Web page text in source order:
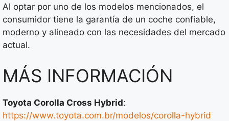
Al optar por uno de los modelos mencionados, el
consumidor tiene la garantía de un coche confiable,
moderno y alineado con las necesidades del mercado
actual.
MÁS INFORMACIÓN
Toyota Corolla Cross Hybrid:
https://www.toyota.com.br/modelos/corolla-hybrid